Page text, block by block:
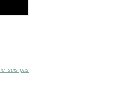
suis pas